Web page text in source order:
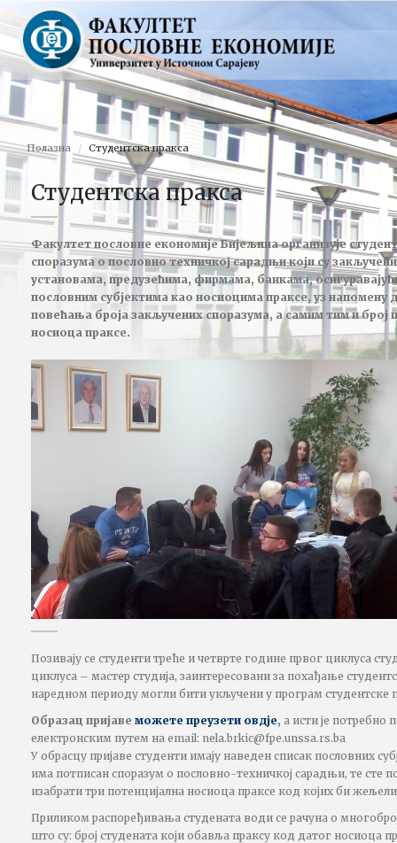
Полазна Студентска пракса
Студентска пракса
Факултет пословне економије Бијељина организује
споразума о пословно техничкој сарадњи који су
установама, предузећима, фирмама, банкама,
пословним субјектима као носиоцима праксе, уз напомену
повећања броја закључених споразума, а самим тим и број
носиоца праксе.
Позивају се студенти треће и четврте године првог циклуса
циклуса – мастер студија, заинтересовани за похађање
наредном периоду могли бити укључени у програм студентске
Образац пријаве можете преузети овдје, а исти је потребно
електронским путем на email: nela.brkic@fpe.unssa.rs.ba
У обрасцу пријаве студенти имају наведен списак пословних
има потписан споразум о пословно-техничкој сарадњи, те сте
изабрати три потенцијална носиоца праксе код којих би
Приликом распоређивања студената води се рачуна о
што су: број студената који обавља праксу код датог носиоца